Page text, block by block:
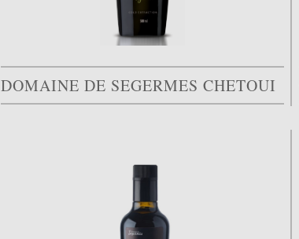
DOMAINE DE SEGERMES CHETOUI